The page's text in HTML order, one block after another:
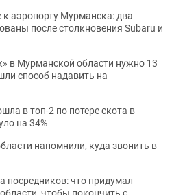
аэропорту Мурманска: два
после столкновения Subaru и
в Мурманской области нужно 13
способ надавить на
в топ-2 по потере скота в
на 34%
напомнили, куда звонить в
посредников: что придумал